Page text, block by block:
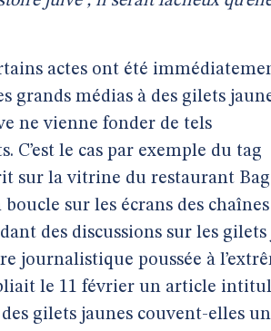
actes ont été
grands médias à des gilets
ne vienne fonder de tels
C’est le cas par exemple du tag
sur la vitrine du restaurant
sur les écrans des chaînes
des discussions sur les gilets
journalistique poussée à
le 11 février un article
gilets jaunes couvent-elles